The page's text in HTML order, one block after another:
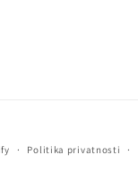
Politika privatnosti